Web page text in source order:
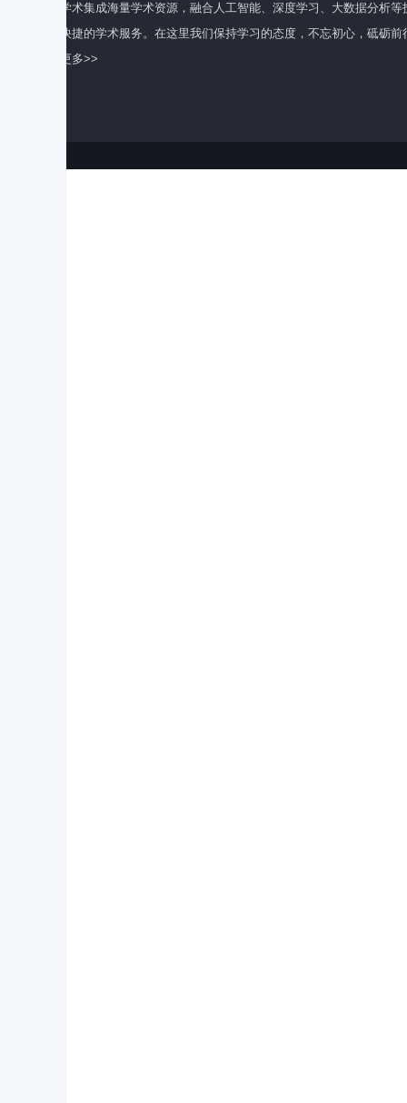
百度学术集成海量学术资源，融合人工智能、深度学习、大数据分析
全面快捷的学术服务。在这里我们保持学习的态度，不忘初心，砥砺前
了解更多>>